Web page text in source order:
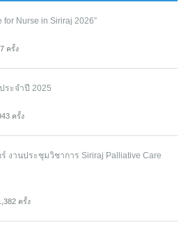
Nurse in Siriraj 2026”
ครั้ง
ระจำปี 2025
ครั้ง
งานประชุมวิชาการ Siriraj Palliative Care
ครั้ง